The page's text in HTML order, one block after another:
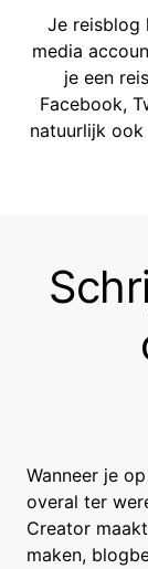
Je reisblog
media
je een
Facebook,
natuurlijk
Wanneer je
overal ter
Creator
maken,